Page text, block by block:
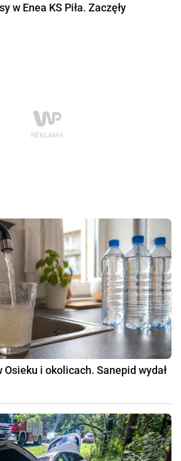
w Enea KS Piła. Zaczęły
Osieku i okolicach. Sanepid wydał